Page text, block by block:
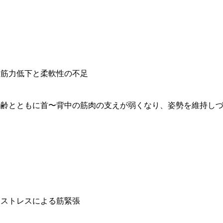
力低下と柔軟性の不足
とともに首〜背中の筋肉の支えが弱くなり、姿勢を維持しづ
トレスによる筋緊張